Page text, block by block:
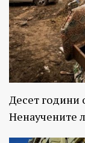
Десет години
Ненаучените